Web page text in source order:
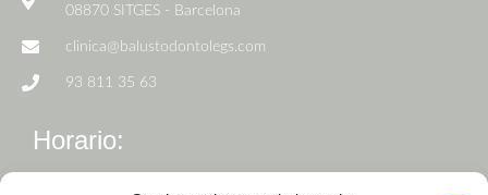
08870 SITGES - Barcelona
clinica@balustodontolegs.com
93 811 35 63
Horario: